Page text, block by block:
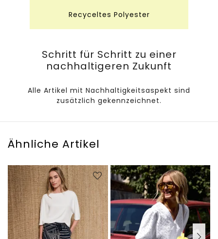
Recyceltes Polyester
Schritt für Schritt zu einer
nachhaltigeren Zukunft
Alle Artikel mit Nachhaltigkeitsaspekt sind
zusätzlich gekennzeichnet.
Ähnliche Artikel